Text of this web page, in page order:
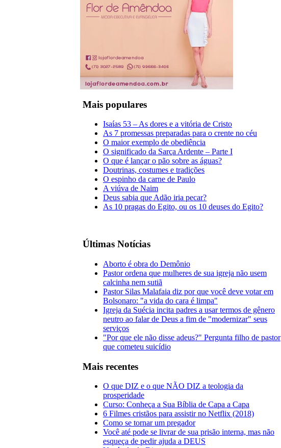
Mais populares
Isaías 53 – As dores e a vitória de Cristo
As 7 promessas preparadas para o crente no céu
O maior exemplo de obediência
O significado da Sarça Ardente – Parte I
O que é lançar o pão sobre as águas?
Doutrinas, costumes e tradições
O espinho da carne de Paulo
A viúva de Naim
Deus sabia que Adão iria pecar?
As 10 pragas do Egito, ou os 10 deuses do Egito?
Últimas Notícias
Aborto é obra do Demônio
Pastor ordena que mulheres de sua igreja não usem
calcinha nem sutiã
Pastor Silas Malafaia diz por que você deve votar em
Bolsonaro: "a vida do cara é limpa"
Igreja da Suécia incita padres a usar termos de gênero
neutro ao falar de Deus a fim de "modernizar" seus
serviços
"Por que ele não disse adeus?" Pergunta filho de pastor
que cometeu suicídio
Mais recentes
O que DIZ e o que NÃO DIZ a teologia da
prosperidade
Curso: Conheça a Sua Bíblia de Capa a Capa
6 Filmes cristãos para assistir no Netflix (2018)
Como se tornar um pregador
Você até pode se livrar de sua prisão interna, mas não
esqueça de pedir ajuda a DEUS